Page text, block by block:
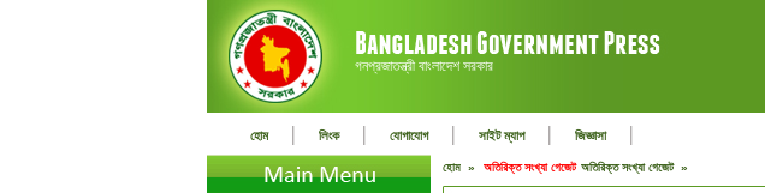
গনপ্রজাতন্ত্রী বাংলাদেশ সরকার
হোম | লিংক | যোগাযোগ | সাইট ম্যাপ | জিজ্ঞাসা |
হোম » অতিরিক্ত সংখ্যা গেজেট অতিরিক্ত সংখ্যা গেজেট »